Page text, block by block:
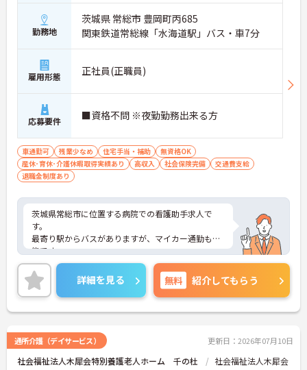
勤務地
茨城県 常総市 豊岡町丙685
関東鉄道常総線「水海道駅」バス・車7分
雇用形態 正社員(正職員)
応募要件 ■資格不問 ※夜勤勤務出来る方
車通勤可 残業少なめ 住宅手当・補助
無資格OK
産休･育休･介護休暇取得実績あり
高収入 社会保険完備
交通費支給
退職金制度あり
茨城県常総市に位置する病院での看護助手求人で
す。
最寄り駅からバスがありますが、マイカー通勤も可
能です。
介護系の資格がない方もチャレンジいただけます！
ご興味のある方は面接対策ポイントなどお話いたし
ますのでお気軽にお問い合わせください。
詳細を見る 無料 紹介してもらう
通所介護（デイサービス） 更新日：2026年07月10日
社会福祉法人木犀会特別養護老人ホーム 千の杜 社会福祉法人木犀会